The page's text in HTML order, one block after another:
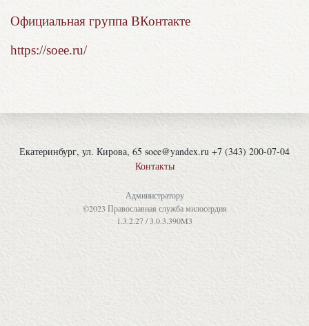
Официальная группа ВКонтакте
https://soee.ru/
Екатеринбург, ул. Кирова, 65 soee@yandex.ru +7 (343) 200-07-04
Контакты
Администратору
©2023 Православная служба милосердия
1.3.2.27 / 3.0.3.390M3